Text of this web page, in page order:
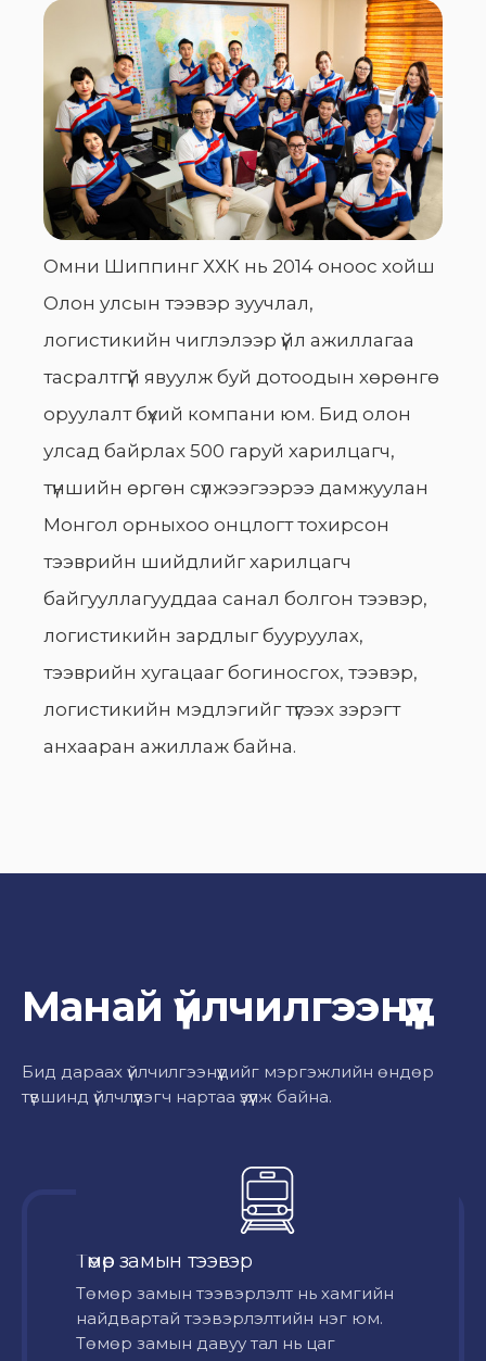
Омни Шиппинг ХХК нь 2014 оноос хойш
Олон улсын тээвэр зуучлал,
логистикийн чиглэлээр үйл ажиллагаа
тасралтгүй явуулж буй дотоодын хөрөнгө
оруулалт бүхий компани юм. Бид олон
улсад байрлах 500 гаруй харилцагч,
түншийн өргөн сүлжээгээрээ дамжуулан
Монгол орныхоо онцлогт тохирсон
тээврийн шийдлийг харилцагч
байгууллагууддаа санал болгон тээвэр,
логистикийн зардлыг бууруулах,
тээврийн хугацааг богиносгох, тээвэр,
логистикийн мэдлэгийг түгээх зэрэгт
анхааран ажиллаж байна.
Манай үйлчилгээнүүд
Бид дараах үйлчилгээнүүдийг мэргэжлийн өндөр
түвшинд үйлчлүүлэгч нартаа үзүүлж байна.
Төмөр замын тээвэр
Төмөр замын тээвэрлэлт нь хамгийн
найдвартай тээвэрлэлтийн нэг юм.
Төмөр замын давуу тал нь цаг